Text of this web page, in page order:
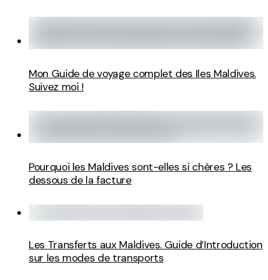
Mon Guide de voyage complet des Iles Maldives.
Suivez moi !
Pourquoi les Maldives sont-elles si chères ? Les
dessous de la facture
Les Transferts aux Maldives. Guide d’Introduction
sur les modes de transports